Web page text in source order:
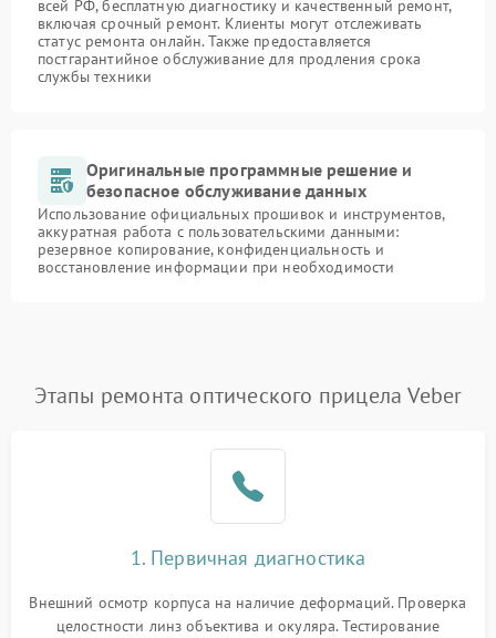
всей РФ, бесплатную диагностику и качественный ремонт,
включая срочный ремонт. Клиенты могут отслеживать
статус ремонта онлайн. Также предоставляется
постгарантийное обслуживание для продления срока
службы техники
Оригинальные программные решение и
безопасное обслуживание данных
Использование официальных прошивок и инструментов,
аккуратная работа с пользовательскими данными:
резервное копирование, конфиденциальность и
восстановление информации при необходимости
Этапы ремонта оптического прицела Veber
1. Первичная диагностика
Внешний осмотр корпуса на наличие деформаций. Проверка
целостности линз объектива и окуляра. Тестирование